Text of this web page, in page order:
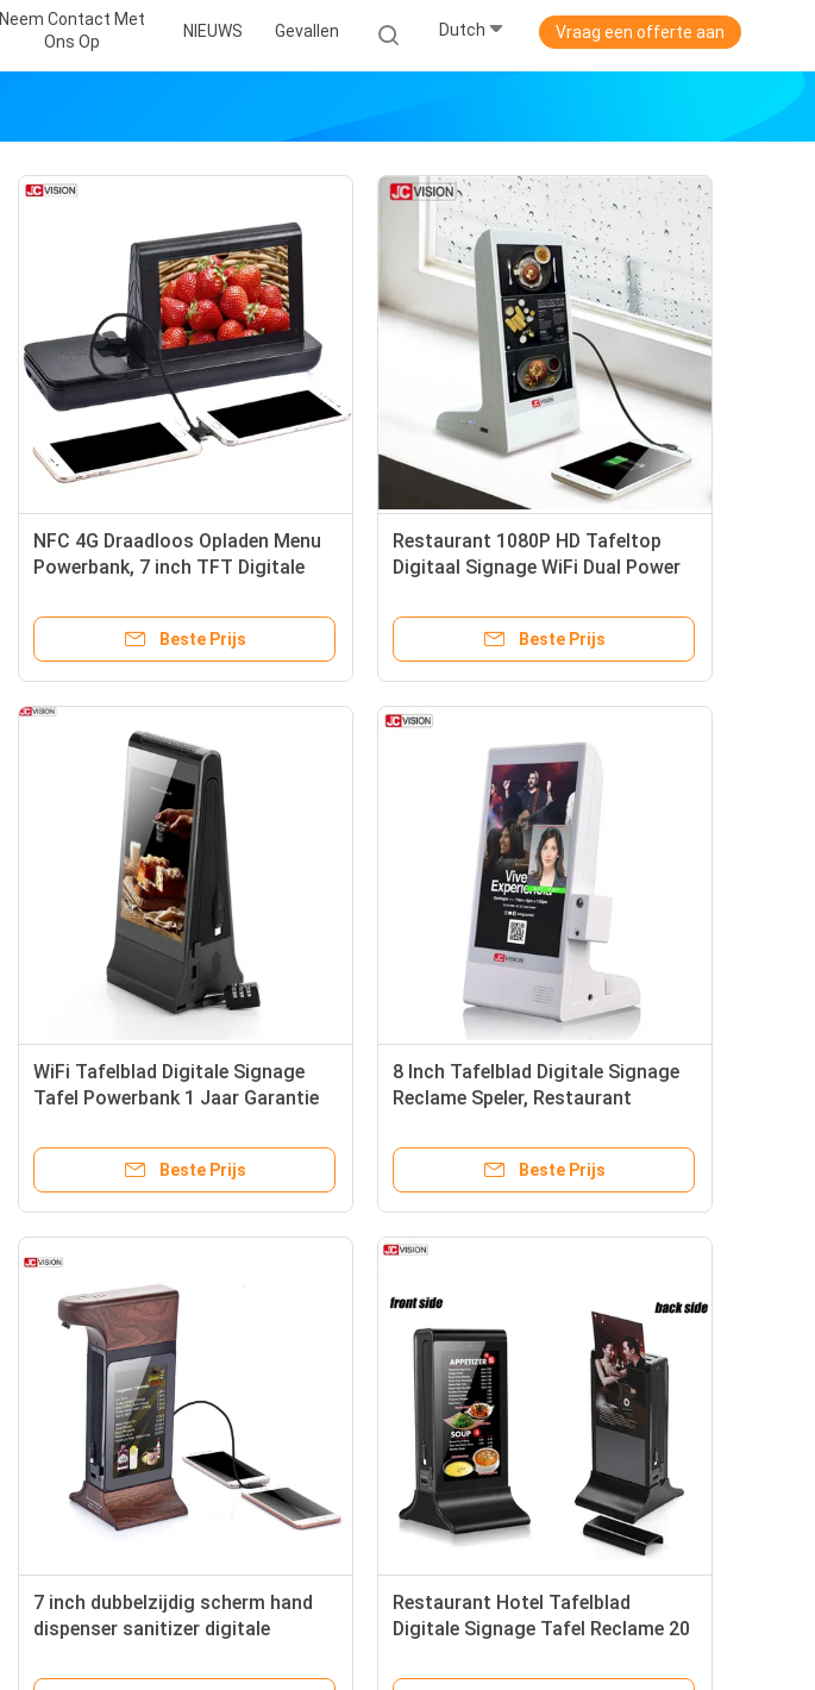
Neem Contact Met
Ons Op
NIEUWS Gevallen Dutch Vraag een offerte aan
NFC 4G Draadloos Opladen Menu
Powerbank, 7 inch TFT Digitale
Beste Prijs
Restaurant 1080P HD Tafeltop
Digitaal Signage WiFi Dual Power
Beste Prijs
WiFi Tafelblad Digitale Signage
Tafel Powerbank 1 Jaar Garantie
Beste Prijs
8 Inch Tafelblad Digitale Signage
Reclame Speler, Restaurant
Beste Prijs
7 inch dubbelzijdig scherm hand
dispenser sanitizer digitale
Restaurant Hotel Tafelblad
Digitale Signage Tafel Reclame 20